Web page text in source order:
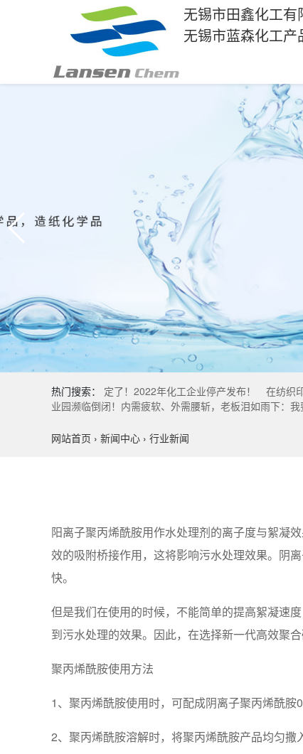
无锡市田鑫化工有
无锡市蓝森化工产
热门搜索： 定了！2022年化工企业停产发布！ 在纺织
业园濒临倒闭！内需疲软、外需腰斩，老板泪如雨下：我
网站首页 › 新闻中心 › 行业新闻
阳离子聚丙烯酰胺用作水处理剂的离子度与絮凝
效的吸附桥接作用，这将影响污水处理效果。阴
快。
但是我们在使用的时候，不能简单的提高絮凝速
到污水处理的效果。因此，在选择新一代高效聚
聚丙烯酰胺使用方法
1、聚丙烯酰胺使用时，可配成阴离子聚丙烯酰胺
2、聚丙烯酰胺溶解时，将聚丙烯酰胺产品均匀